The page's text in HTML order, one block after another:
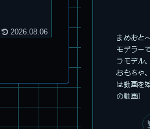
2026.08.06
まめおと
モデラー
ラモデル
おもちゃ
は動画を
の動画）
パチ組塗装★モ